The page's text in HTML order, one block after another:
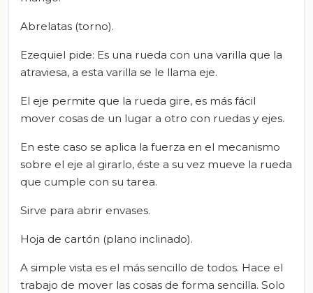
Abrelatas (torno).
Ezequiel pide: Es una rueda con una varilla que la
atraviesa, a esta varilla se le llama eje.
El eje permite que la rueda gire, es más fácil
mover cosas de un lugar a otro con ruedas y ejes.
En este caso se aplica la fuerza en el mecanismo
sobre el eje al girarlo, éste a su vez mueve la rueda
que cumple con su tarea.
Sirve para abrir envases.
Hoja de cartón (plano inclinado).
A simple vista es el más sencillo de todos. Hace el
trabajo de mover las cosas de forma sencilla. Solo